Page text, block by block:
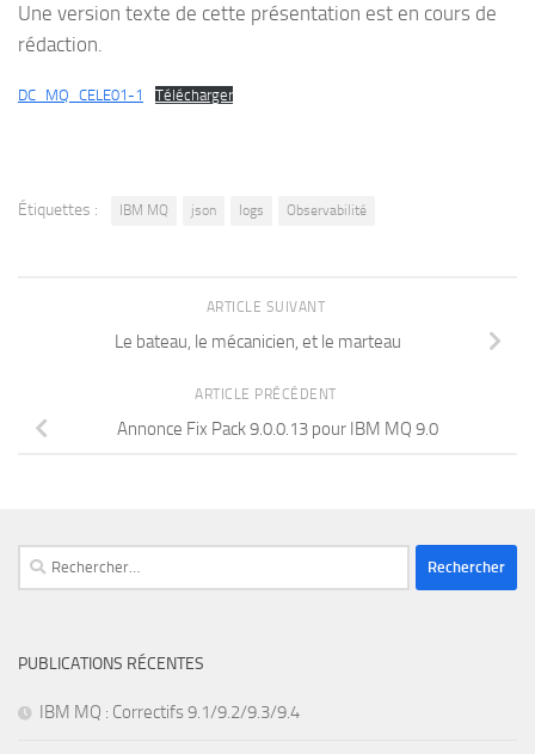
Une version texte de cette présentation est en cours de
rédaction.
DC_MQ_CELE01-1 Télécharger
Étiquettes : IBM MQ json logs Observabilité
ARTICLE SUIVANT
Le bateau, le mécanicien, et le marteau
ARTICLE PRÉCÉDENT
Annonce Fix Pack 9.0.0.13 pour IBM MQ 9.0
Rechercher :
PUBLICATIONS RÉCENTES
IBM MQ : Correctifs 9.1/9.2/9.3/9.4